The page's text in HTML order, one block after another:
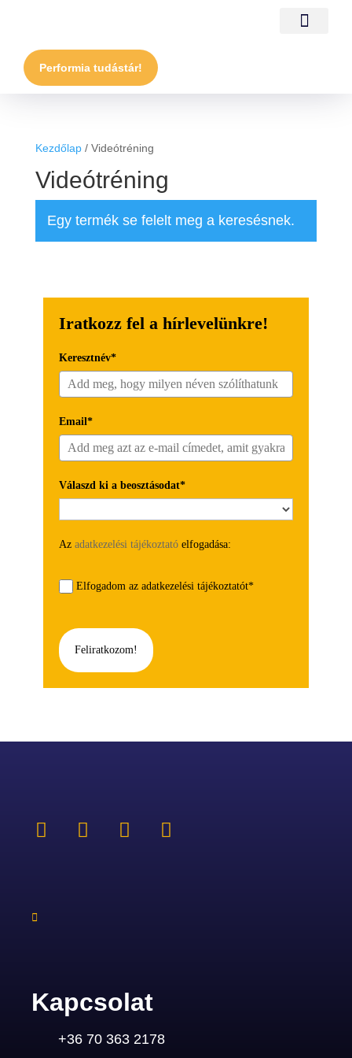
Performia tudástár!
Kezdőlap/ Videótréning
Videótréning
Egy termék se felelt meg a keresésnek.
Iratkozz fel a hírlevelünkre!
Keresztnév*
Email*
Válaszd ki a beosztásodat*
Az adatkezelési tájékoztatóelfogadása:
Elfogadom az adatkezelési tájékoztatót*
Feliratkozom!
Kapcsolat
+36 70 363 2178